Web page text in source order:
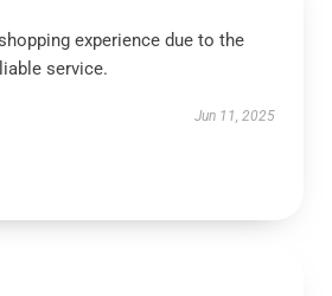
experience due to the
service.
Jun 11, 2025